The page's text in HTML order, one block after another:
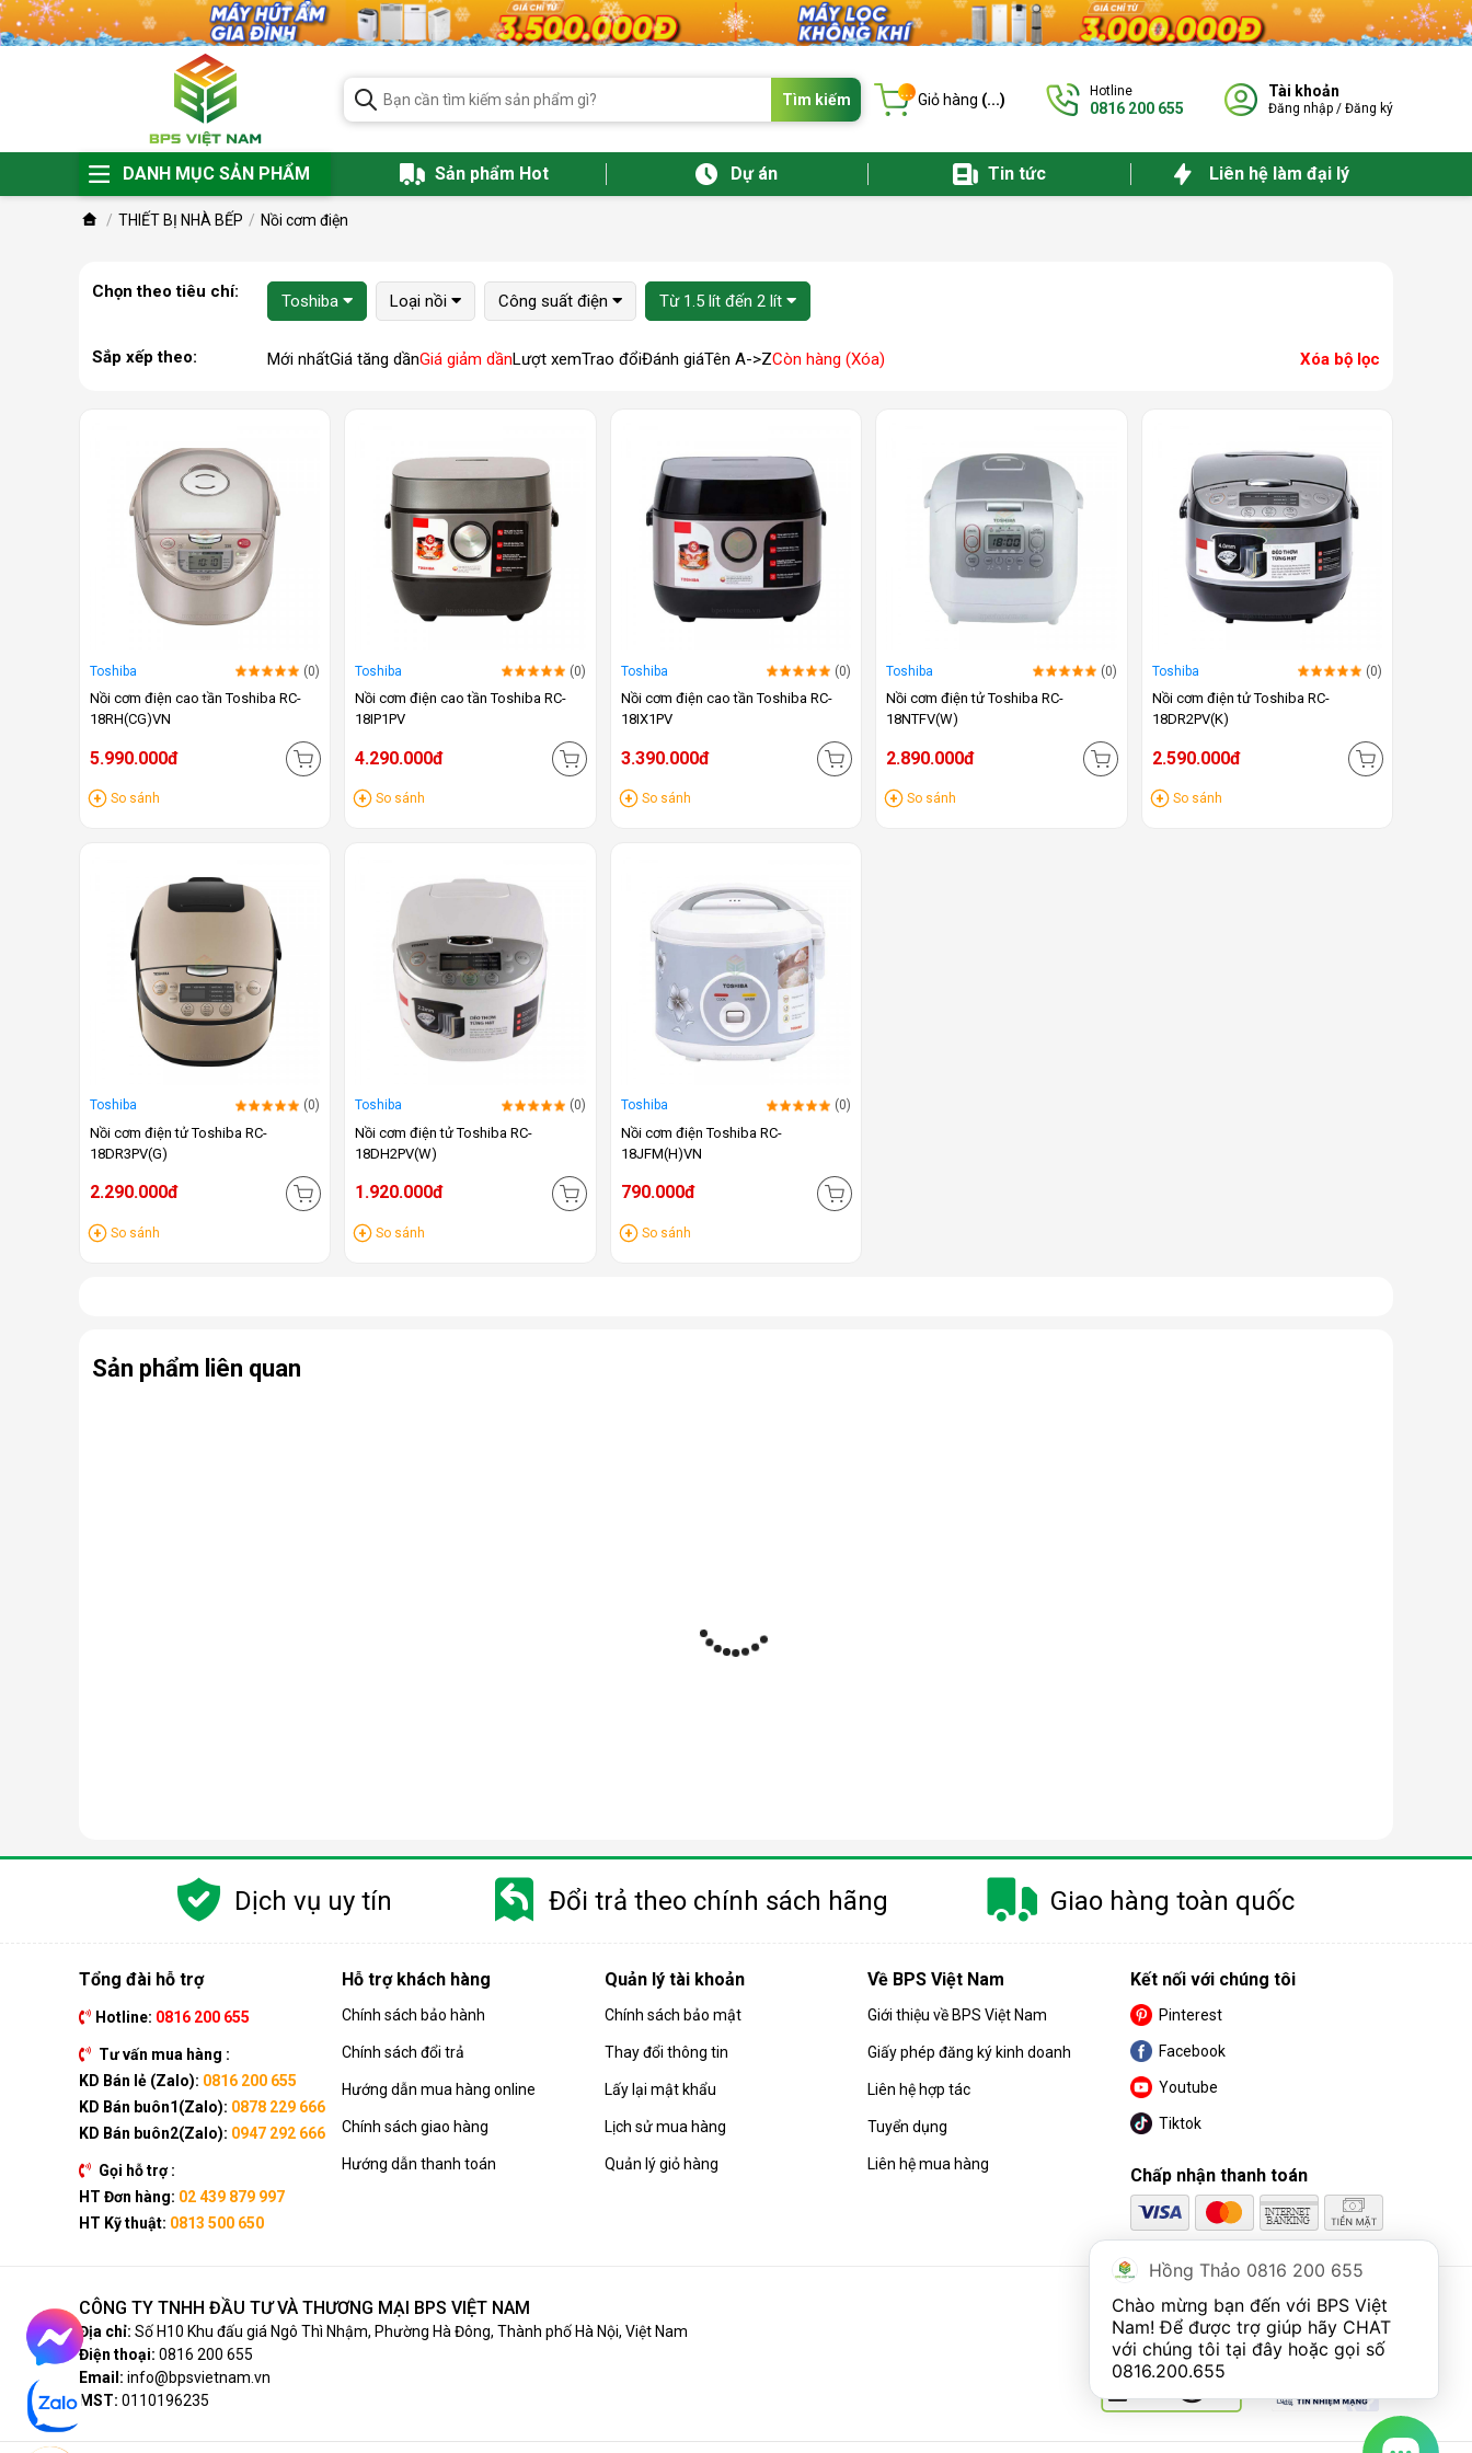
Tìm kiếm ... Giỏ hàng (...) Hotline
0816 200 655
Tài khoản
Đăng nhập / Đăng ký
DANH MỤC SẢN PHẨM Sản phẩm Hot Dự án Tin tức Liên hệ làm đại lý
THIẾT BỊ NHÀ BẾP Nồi cơm điện
Chọn theo tiêu chí: Toshiba Loại nồi Công suất điện Từ 1.5 lít đến 2 lít
Sắp xếp theo: Mới nhấtGiá tăng dầnGiá giảm dầnLượt xemTrao đổiĐánh giáTên A->ZCòn hàng (Xóa) Xóa bộ lọc
Toshiba (0)
Nồi cơm điện cao tần Toshiba RC-
18RH(CG)VN
5.990.000đ
So sánh
Toshiba (0)
Nồi cơm điện cao tần Toshiba RC-
18IP1PV
4.290.000đ
So sánh
Toshiba (0)
Nồi cơm điện cao tần Toshiba RC-
18IX1PV
3.390.000đ
So sánh
Toshiba (0)
Nồi cơm điện tử Toshiba RC-
18NTFV(W)
2.890.000đ
So sánh
Toshiba (0)
Nồi cơm điện tử Toshiba RC-
18DR2PV(K)
2.590.000đ
So sánh
Toshiba (0)
Nồi cơm điện tử Toshiba RC-
18DR3PV(G)
2.290.000đ
So sánh
Toshiba (0)
Nồi cơm điện tử Toshiba RC-
18DH2PV(W)
1.920.000đ
So sánh
Toshiba (0)
Nồi cơm điện Toshiba RC-
18JFM(H)VN
790.000đ
So sánh
Sản phẩm liên quan
Dịch vụ uy tín Đổi trả theo chính sách hãng Giao hàng toàn quốc
Tổng đài hỗ trợ
Hotline: 0816 200 655
Tư vấn mua hàng :
KD Bán lẻ (Zalo): 0816 200 655
KD Bán buôn1(Zalo): 0878 229 666
KD Bán buôn2(Zalo): 0947 292 666
Gọi hỗ trợ :
HT Đơn hàng: 02 439 879 997
HT Kỹ thuật: 0813 500 650
Hỗ trợ khách hàng
Chính sách bảo hành
Chính sách đổi trả
Hướng dẫn mua hàng online
Chính sách giao hàng
Hướng dẫn thanh toán
Quản lý tài khoản
Chính sách bảo mật
Thay đổi thông tin
Lấy lại mật khẩu
Lịch sử mua hàng
Quản lý giỏ hàng
Về BPS Việt Nam
Giới thiệu về BPS Việt Nam
Giấy phép đăng ký kinh doanh
Liên hệ hợp tác
Tuyển dụng
Liên hệ mua hàng
Kết nối với chúng tôi
Pinterest
Facebook
Youtube
Tiktok
Chấp nhận thanh toán
CÔNG TY TNHH ĐẦU TƯ VÀ THƯƠNG MẠI BPS VIỆT NAM
Địa chỉ: Số H10 Khu đấu giá Ngô Thì Nhậm, Phường Hà Đông, Thành phố Hà Nội, Việt Nam
Điện thoại: 0816 200 655
Email: info@bpsvietnam.vn
MST: 0110196235
Hồng Thảo 0816 200 655
Chào mừng bạn đến với BPS Việt
Nam! Để được trợ giúp hãy CHAT
0816.200.655